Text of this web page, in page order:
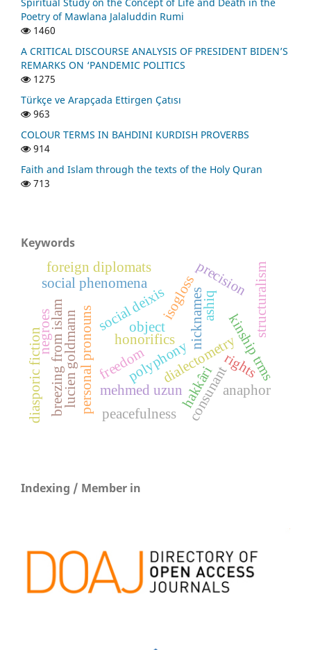
Poetry of Mawlana Jalaluddin Rumi
1460
A CRITICAL DISCOURSE ANALYSIS OF PRESIDENT BIDEN’S
REMARKS ON ‘PANDEMIC POLITICS
1275
Türkçe ve Arapçada Ettirgen Çatısı
963
COLOUR TERMS IN BAHDINI KURDISH PROVERBS
914
Faith and Islam through the texts of the Holy Quran
713
Keywords
hakkâri
dialectometry
mehmed uzun
polyphony
personal pronouns kinship trms
nicknames
honorifics
social deixis
social phenomena
ashiq
lucien goldmann consunant
foreign diplomats precision
breezing from islam
isogloss
peacefulness
negroes
freedom rights
diasporic fiction
structuralism
object
anaphor
Indexing / Member in